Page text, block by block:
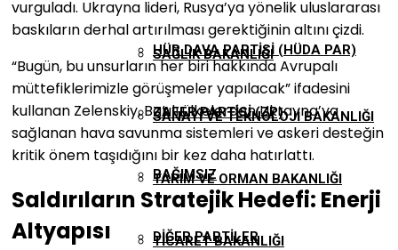
HÜR DAVA PARTISI (HÜDA PAR)
ZAFER PARTISI (ZP)
BAĞIMSIZ
DIĞER PARTILER
SAĞLIK BAKANLIĞI
SANAYI VE TEKNOLOJI BAKANLIĞI
TARIM VE ORMAN BAKANLIĞI
TICARET BAKANLIĞI
vurguladı. Ukrayna lideri, Rusya’ya yönelik uluslararası
baskıların derhal artırılması gerektiğinin altını çizdi.
“Bugün, bu unsurların her biri hakkında Avrupalı
müttefiklerimizle görüşmeler yapılacak” ifadesini
kullanan Zelenskiy, Batılı ülkelerden Ukrayna’ya
sağlanan hava savunma sistemleri ve askeri desteğin
kritik önem taşıdığını bir kez daha hatırlattı.
Saldırıların Stratejik Hedefi: Enerji
Altyapısı